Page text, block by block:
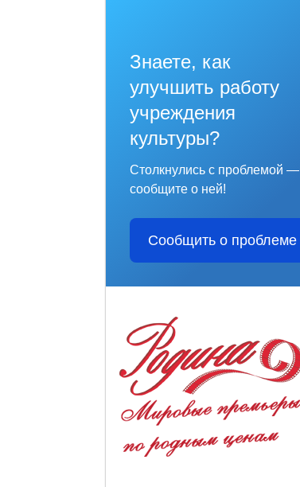
Знаете, как
улучшить работу
учреждения
культуры?
Столкнулись с проблемой —
сообщите о ней!
Сообщить о проблеме